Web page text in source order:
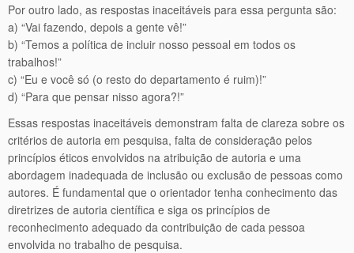
Por outro lado, as respostas inaceitáveis para essa pergunta são:
a) “Vai fazendo, depois a gente vê!”
b) “Temos a política de incluir nosso pessoal em todos os
trabalhos!”
c) “Eu e você só (o resto do departamento é ruim)!”
d) “Para que pensar nisso agora?!”
Essas respostas inaceitáveis demonstram falta de clareza sobre os
critérios de autoria em pesquisa, falta de consideração pelos
princípios éticos envolvidos na atribuição de autoria e uma
abordagem inadequada de inclusão ou exclusão de pessoas como
autores. É fundamental que o orientador tenha conhecimento das
diretrizes de autoria científica e siga os princípios de
reconhecimento adequado da contribuição de cada pessoa
envolvida no trabalho de pesquisa.